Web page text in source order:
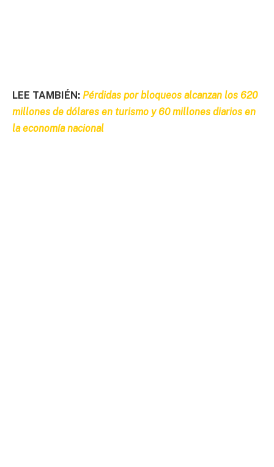
LEE TAMBIÉN: Pérdidas por bloqueos alcanzan los 620
millones de dólares en turismo y 60 millones diarios en
la economía nacional